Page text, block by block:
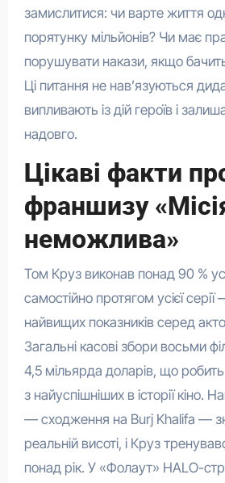
замислитися: чи варте життя
порятунку мільйонів? Чи має
порушувати накази, якщо
Ці питання не нав’язуються
випливають із дій героїв і
надовго.
Цікаві факти
франшизу
неможлива»
Том Круз виконав понад 90 %
самостійно протягом усієї
найвищих показників серед
Загальні касові збори восьми
4,5 мільярда доларів, що
з найуспішніших в історії кіно.
— сходження на Burj Khalifa —
реальній висоті, і Круз
понад рік. У «Фолаут» HALO-